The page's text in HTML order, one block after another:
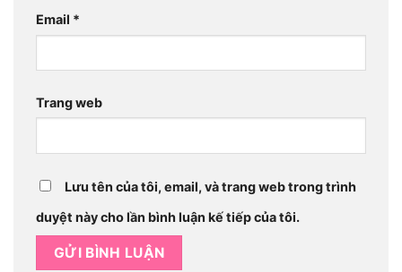
Email *
Trang web
Lưu tên của tôi, email, và trang web trong trình
duyệt này cho lần bình luận kế tiếp của tôi.